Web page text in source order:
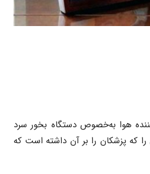
هوا به‌خصوص دستگاه بخور سرد
که پزشکان را بر آن داشته است که